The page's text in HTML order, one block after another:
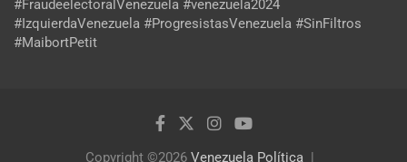
#FraudeelectoralVenezuela #venezuela2024
#IzquierdaVenezuela #ProgresistasVenezuela #SinFiltros
#MaibortPetit
Copyright ©2026 Venezuela Política